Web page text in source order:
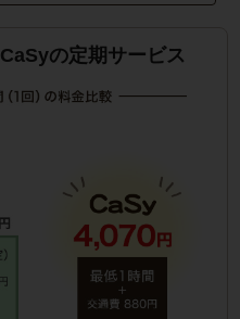
CaSyの定期サービス